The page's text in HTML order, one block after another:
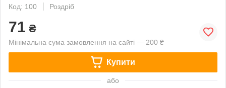
Код: 100
Роздріб
71 ₴
Мінімальна сума замовлення на сайті — 200 ₴
Купити
або